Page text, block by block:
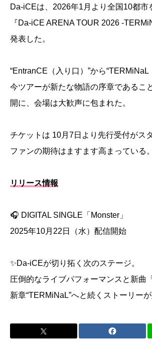
Da-iCEは、2026年1月より全国10都市
『Da-iCE ARENA TOUR 2026 -
発表した。
“EntranCE（入り口）”から“TERMiNaL
今ツアーが新たな物語の序章であるこ
開に、会場は大歓声に包まれた。
チケットは 10月7日より先行受付がス
ファンの期待はますます高まっている。
リリース情報
🎧 DIGITAL SINGLE「Monster」
2025年10月22日（水）配信開始
✨Da-iCEが切り拓く次のステージ。
圧倒的なライブパフォーマンスと新曲
新章“TERMiNaL”へと続くストーリー